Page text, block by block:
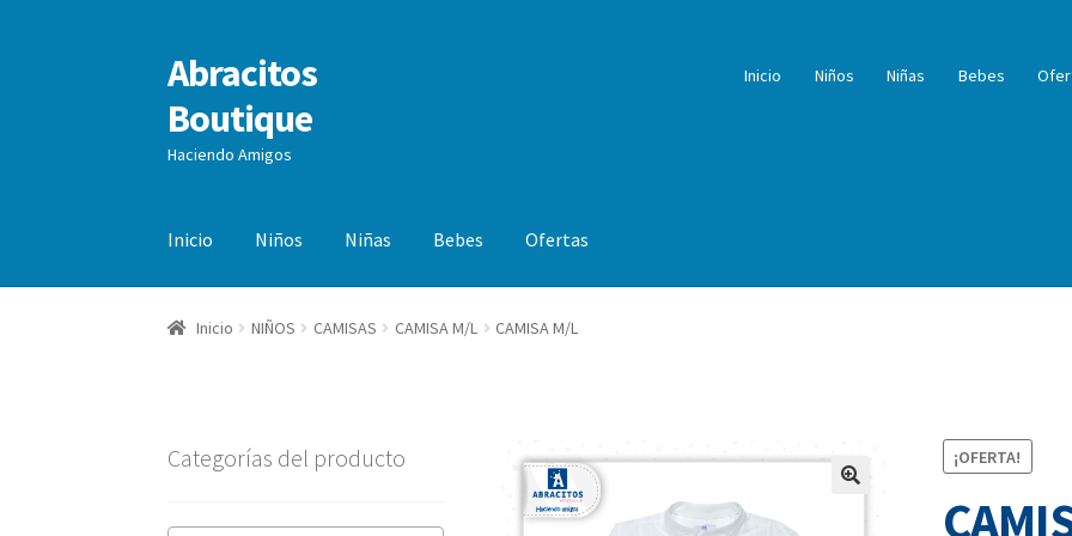
Ir
a
la
navegación
Ir
al
contenido
Abracitos
Boutique
Haciendo Amigos
Inicio Niños Niñas Bebes
Inicio Niños Niñas Bebes Ofertas
Inicio NIÑOS CAMISAS CAMISA M/L CAMISA M/L
¡OFERTA!
Categorías del producto